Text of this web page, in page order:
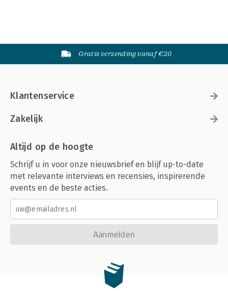
Gratis verzending vanaf €20
Klantenservice
Zakelijk
Altijd op de hoogte
Schrijf u in voor onze nieuwsbrief en blijf up-to-date
met relevante interviews en recensies, inspirerende
events en de beste acties.
Aanmelden